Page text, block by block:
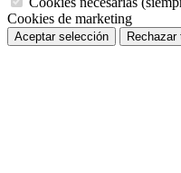
Cookies de marketing
Rechazar